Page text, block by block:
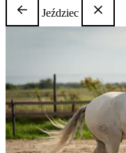
Jeździec